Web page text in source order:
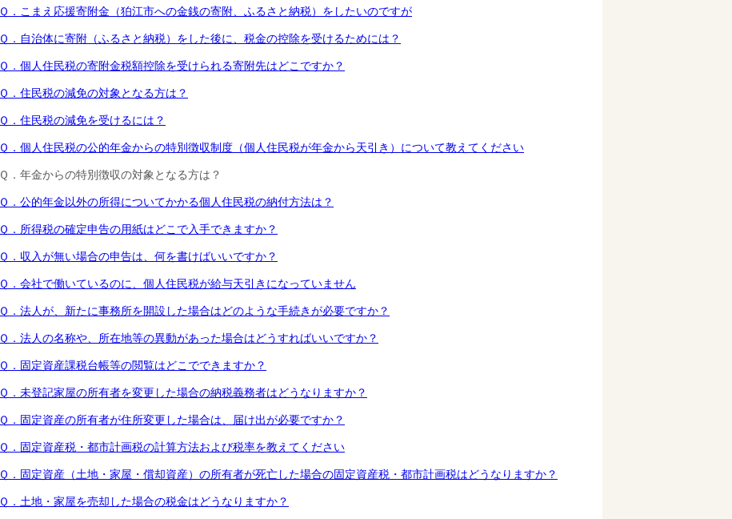
Ｑ．こまえ応援寄附金（狛江市への金銭の寄附、ふるさと納税）をしたいのですが
Ｑ．自治体に寄附（ふるさと納税）をした後に、税金の控除を受けるためには？
Ｑ．個人住民税の寄附金税額控除を受けられる寄附先はどこですか？
Ｑ．住民税の減免の対象となる方は？
Ｑ．住民税の減免を受けるには？
Ｑ．個人住民税の公的年金からの特別徴収制度（個人住民税が年金から天引き）について教えてください
Ｑ．年金からの特別徴収の対象となる方は？
Ｑ．公的年金以外の所得についてかかる個人住民税の納付方法は？
Ｑ．所得税の確定申告の用紙はどこで入手できますか？
Ｑ．収入が無い場合の申告は、何を書けばいいですか？
Ｑ．会社で働いているのに、個人住民税が給与天引きになっていません
Ｑ．法人が、新たに事務所を開設した場合はどのような手続きが必要ですか？
Ｑ．法人の名称や、所在地等の異動があった場合はどうすればいいですか？
Ｑ．固定資産課税台帳等の閲覧はどこでできますか？
Ｑ．未登記家屋の所有者を変更した場合の納税義務者はどうなりますか？
Ｑ．固定資産の所有者が住所変更した場合は、届け出が必要ですか？
Ｑ．固定資産税・都市計画税の計算方法および税率を教えてください
Ｑ．固定資産（土地・家屋・償却資産）の所有者が死亡した場合の固定資産税・都市計画税はどうなりますか？
Ｑ．土地・家屋を売却した場合の税金はどうなりますか？